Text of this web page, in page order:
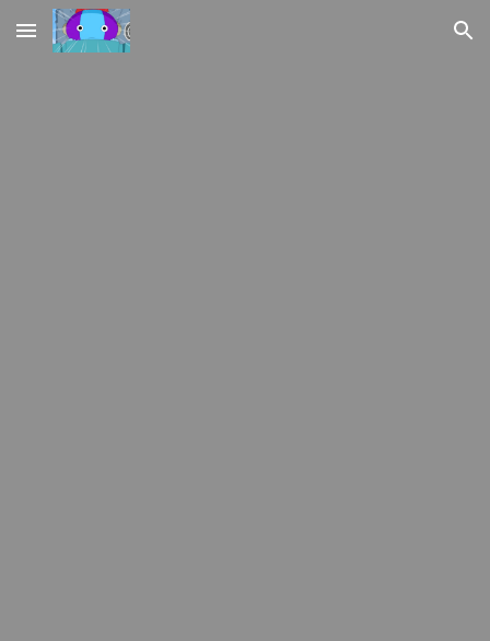
Skip to main content Skip to navigation